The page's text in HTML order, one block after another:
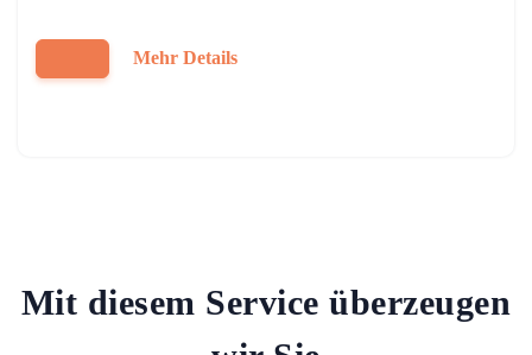
Mehr Details
Mit diesem Service überzeugen